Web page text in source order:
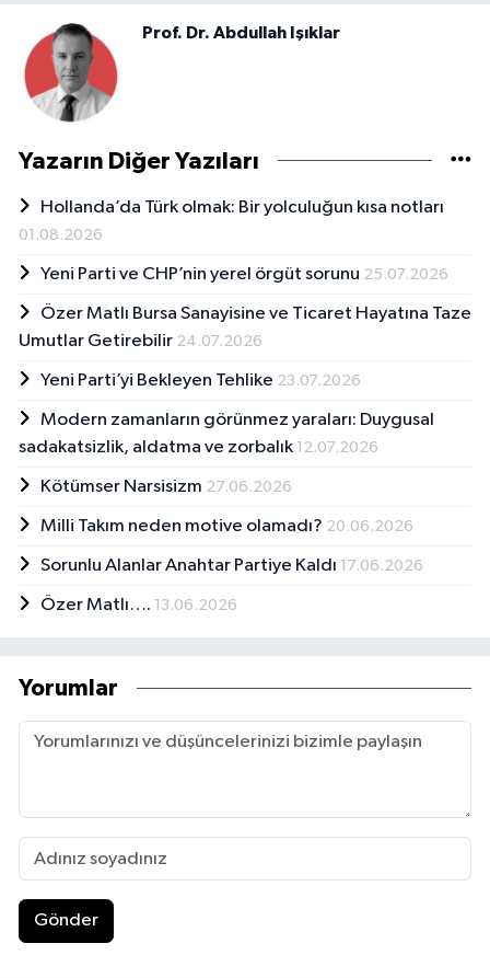
Prof. Dr. Abdullah Işıklar
Yazarın Diğer Yazıları
Hollanda’da Türk olmak: Bir yolculuğun kısa notları
01.08.2026
Yeni Parti ve CHP’nin yerel örgüt sorunu 25.07.2026
Özer Matlı Bursa Sanayisine ve Ticaret Hayatına Taze
Umutlar Getirebilir 24.07.2026
Yeni Parti’yi Bekleyen Tehlike 23.07.2026
Modern zamanların görünmez yaraları: Duygusal
sadakatsizlik, aldatma ve zorbalık 12.07.2026
Kötümser Narsisizm 27.06.2026
Milli Takım neden motive olamadı? 20.06.2026
Sorunlu Alanlar Anahtar Partiye Kaldı 17.06.2026
Özer Matlı…. 13.06.2026
Yorumlar
Gönder